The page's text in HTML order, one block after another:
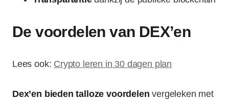
De voordelen van DEX’en
Lees ook: Crypto leren in 30 dagen plan
Dex’en bieden talloze voordelen vergeleken met